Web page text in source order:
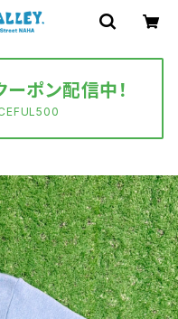
ポン配信中！